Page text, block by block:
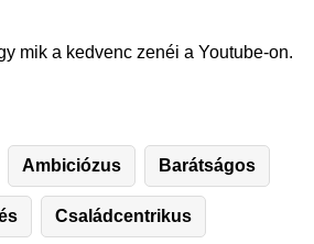
mik a kedvenc zenéi a Youtube-on.
Ambiciózus Barátságos
Családcentrikus